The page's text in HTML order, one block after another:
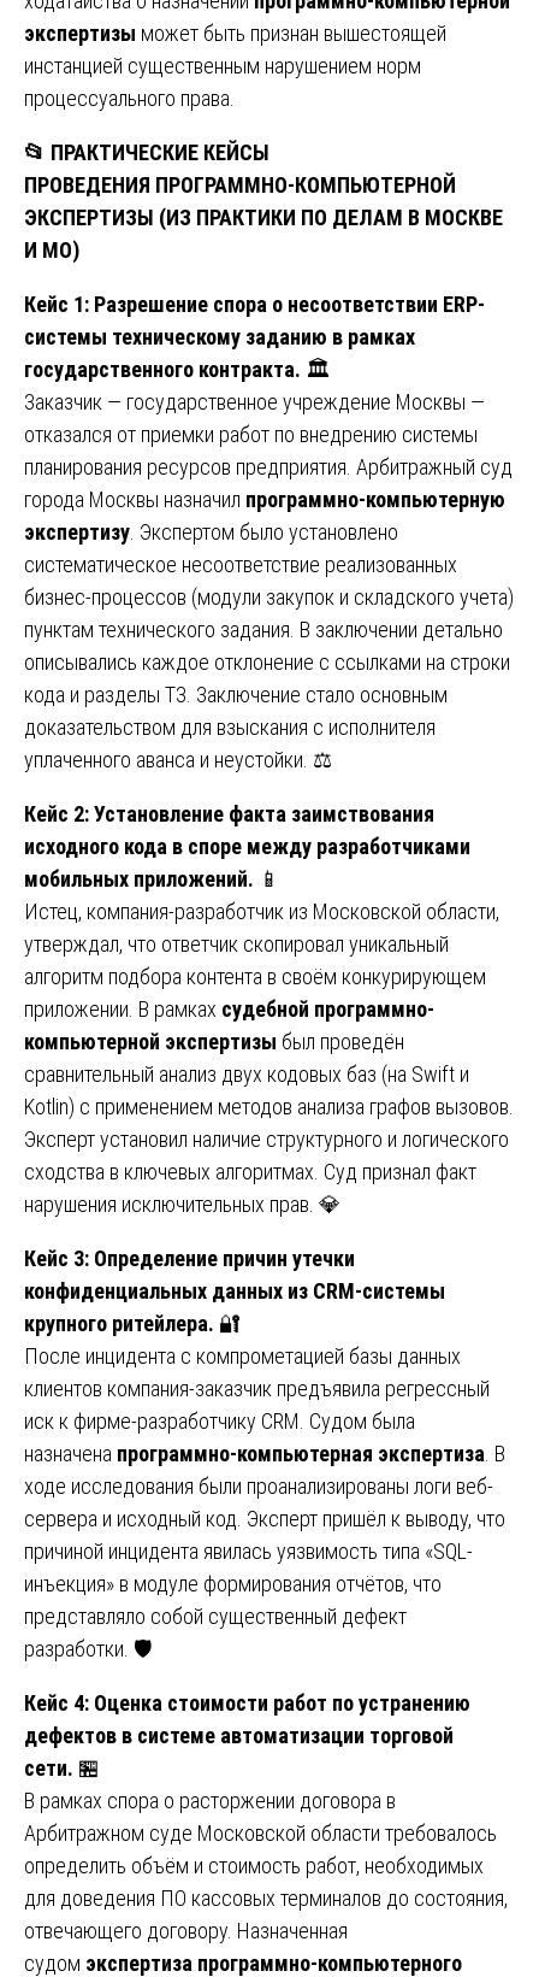
экспертизы может быть признан вышестоящей
инстанцией существенным нарушением норм
процессуального права.
📂 ПРАКТИЧЕСКИЕ КЕЙСЫ
ПРОВЕДЕНИЯ ПРОГРАММНО-КОМПЬЮТЕРНОЙ
ЭКСПЕРТИЗЫ (ИЗ ПРАКТИКИ ПО ДЕЛАМ В МОСКВЕ
И МО)
Кейс 1: Разрешение спора о несоответствии ERP-
системы техническому заданию в рамках
государственного контракта. 🏛️
Заказчик — государственное учреждение Москвы —
отказался от приемки работ по внедрению системы
планирования ресурсов предприятия. Арбитражный суд
города Москвы назначил программно-компьютерную
экспертизу . Экспертом было установлено
систематическое несоответствие реализованных
бизнес-процессов (модули закупок и складского учета)
пунктам технического задания. В заключении детально
описывались каждое отклонение с ссылками на строки
кода и разделы ТЗ. Заключение стало основным
доказательством для взыскания с исполнителя
уплаченного аванса и неустойки. ⚖️
Кейс 2: Установление факта заимствования
исходного кода в споре между разработчиками
мобильных приложений. 📱
Истец, компания-разработчик из Московской области,
утверждал, что ответчик скопировал уникальный
алгоритм подбора контента в своём конкурирующем
приложении. В рамках судебной программно-
компьютерной экспертизы был проведён
сравнительный анализ двух кодовых баз (на Swift и
Kotlin) с применением методов анализа графов вызовов.
Эксперт установил наличие структурного и логического
сходства в ключевых алгоритмах. Суд признал факт
нарушения исключительных прав. 💎
Кейс 3: Определение причин утечки
конфиденциальных данных из CRM-системы
крупного ритейлера. 🔐
После инцидента с компрометацией базы данных
клиентов компания-заказчик предъявила регрессный
иск к фирме-разработчику CRM. Судом была
назначена программно-компьютерная экспертиза . В
ходе исследования были проанализированы логи веб-
сервера и исходный код. Эксперт пришёл к выводу, что
причиной инцидента явилась уязвимость типа «SQL-
инъекция» в модуле формирования отчётов, что
представляло собой существенный дефект
разработки. 🛡️
Кейс 4: Оценка стоимости работ по устранению
дефектов в системе автоматизации торговой
сети. 🏪
В рамках спора о расторжении договора в
Арбитражном суде Московской области требовалось
определить объём и стоимость работ, необходимых
для доведения ПО кассовых терминалов до состояния,
отвечающего договору. Назначенная
судом экспертиза программно-компьютерного